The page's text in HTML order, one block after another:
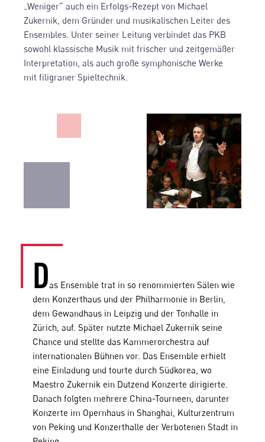
„Weniger“ auch ein Erfolgs-Rezept von Michael
Zukernik, dem Gründer und musikalischen Leiter des
Ensembles. Unter seiner Leitung verbindet das PKB
sowohl klassische Musik mit frischer und zeitgemäßer
Interpretation, als auch große symphonische Werke
mit filigraner Spieltechnik.
Das Ensemble trat in so renommierten Sälen wie
dem Konzerthaus und der Philharmonie in Berlin,
dem Gewandhaus in Leipzig und der Tonhalle in
Zürich, auf. Später nutzte Michael Zukernik seine
Chance und stellte das Kammerorchestra auf
internationalen Bühnen vor. Das Ensemble erhielt
eine Einladung und tourte durch Südkorea, wo
Maestro Zukernik ein Dutzend Konzerte dirigierte.
Danach folgten mehrere China-Tourneen, darunter
Konzerte im Opernhaus in Shanghai, Kulturzentrum
von Peking und Konzerthalle der Verbotenen Stadt in